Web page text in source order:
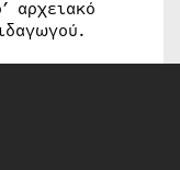
αρχειακό